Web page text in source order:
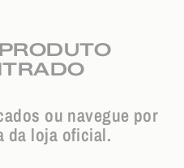
ou navegue por
da loja oficial.